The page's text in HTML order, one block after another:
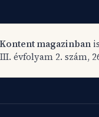
Kontent magazinban is
évfolyam 2. szám,